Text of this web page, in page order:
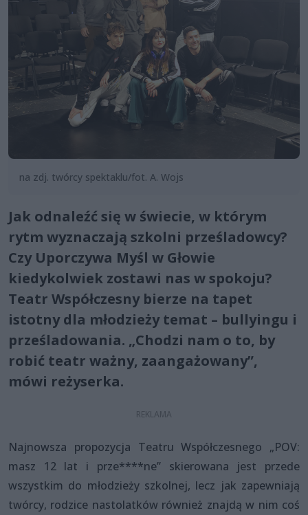
na zdj. twórcy spektaklu/fot. A. Wojs
Jak odnaleźć się w świecie, w którym
rytm wyznaczają szkolni prześladowcy?
Czy Uporczywa Myśl w Głowie
kiedykolwiek zostawi nas w spokoju?
Teatr Współczesny bierze na tapet
istotny dla młodzieży temat – bullyingu i
prześladowania. „Chodzi nam o to, by
robić teatr ważny, zaangażowany”,
mówi reżyserka.
Najnowsza propozycja Teatru Współczesnego „POV:
masz 12 lat i prze****ne” skierowana jest przede
wszystkim do młodzieży szkolnej, lecz jak zapewniają
twórcy, rodzice nastolatków również znajdą w nim coś